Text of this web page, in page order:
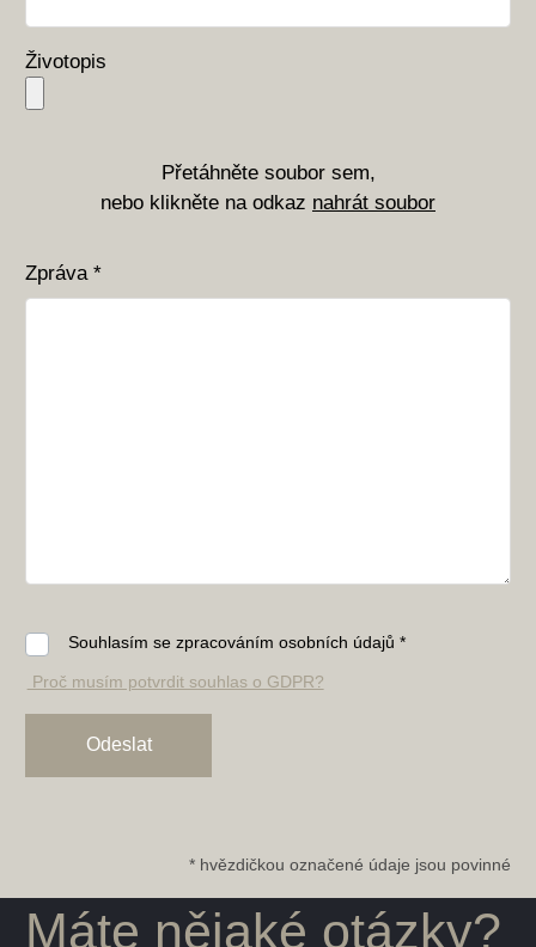
Životopis
Přetáhněte soubor sem,
nebo klikněte na odkaz nahrát soubor
Zpráva *
Souhlasím se zpracováním osobních údajů *
Proč musím potvrdit souhlas o GDPR?
* hvězdičkou označené údaje jsou povinné
Máte nějaké otázky?